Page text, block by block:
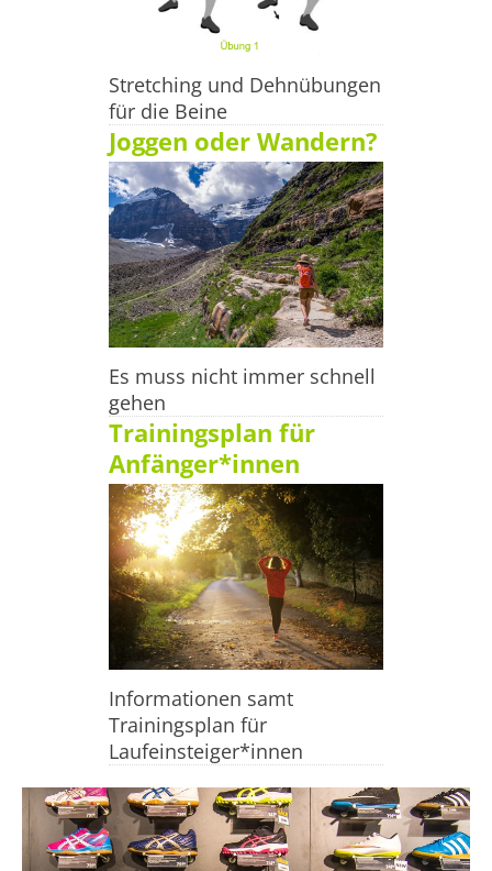
Stretching und Dehnübungen
für die Beine
Joggen oder Wandern?
Es muss nicht immer schnell
gehen
Trainingsplan für
Anfänger*innen
Informationen samt
Trainingsplan für
Laufeinsteiger*innen